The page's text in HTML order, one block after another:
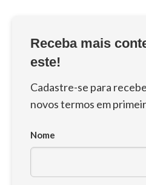
Receba mais
este!
Cadastre-se para
novos termos em
Nome